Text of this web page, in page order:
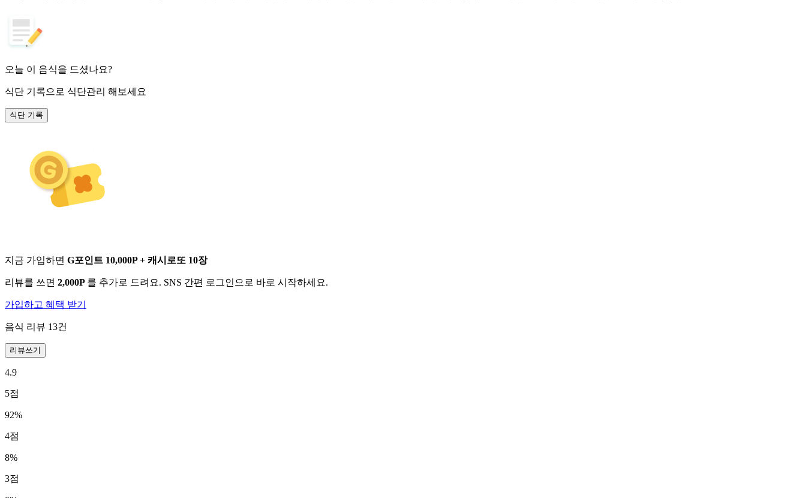
오늘 이 음식을 드셨나요?
식단 기록으로 식단관리 해보세요
식단 기록
지금 가입하면 G포인트 10,000P + 캐시로또 10장
리뷰를 쓰면 2,000P 를 추가로 드려요. SNS 간편 로그인으로 바로 시작하세요.
가입하고 혜택 받기
음식 리뷰 13건
리뷰쓰기
4.9
5점
92%
4점
8%
3점